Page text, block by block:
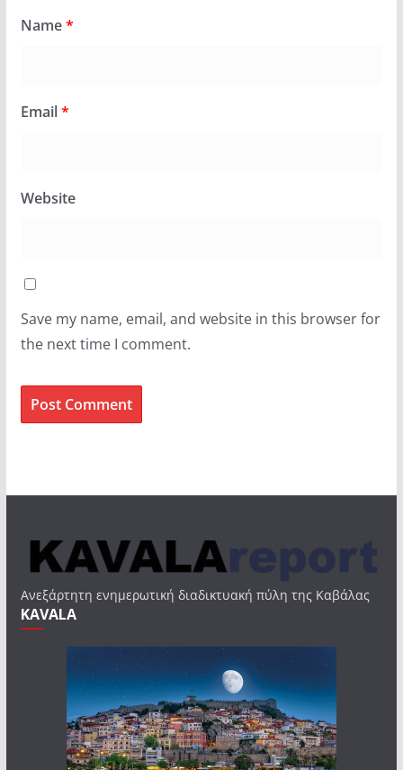
Name*
Email*
Website
Save my name, email, and website in this browser for
the next time I comment.
Ανεξάρτητη ενημερωτική διαδικτυακή πύλη της Καβάλας
KAVALA